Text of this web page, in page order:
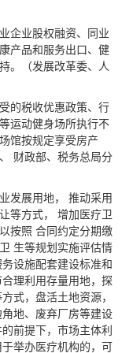
企业股权融资、同业
产品和服务出口、健
。（发展改革委、人
的税收优惠政策、行
运动健身场所执行不
馆按规定享受房产
财政部、税务总局分
发展用地， 推动采用
等方式， 增加医疗卫
按照 合同约定分期缴
生等规划实施评估情
设施配套建设标准和
理利用存量用地，探
式，盘活土地资源，
地、废弃厂房等建设
前提下，市场主体利
举办医疗机构的，可